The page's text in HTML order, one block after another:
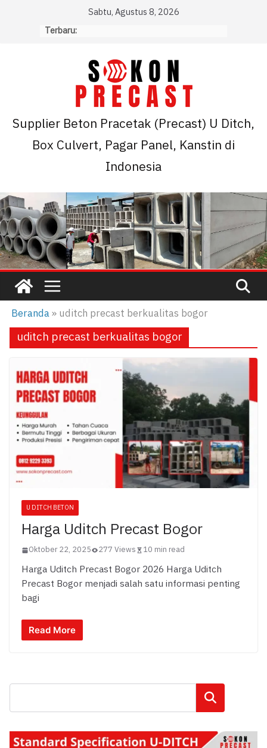
Sabtu, Agustus 8, 2026
Terbaru:
Supplier Beton Pracetak (Precast) U Ditch,
Box Culvert, Pagar Panel, Kanstin di
Indonesia
Beranda» uditch precast berkualitas bogor
uditch precast berkualitas bogor
U DITCH BETON
Harga Uditch Precast Bogor
Oktober 22, 2025 277 Views 10 min read
Harga Uditch Precast Bogor 2026 Harga Uditch
Precast Bogor menjadi salah satu informasi penting
bagi
Read More
Cari